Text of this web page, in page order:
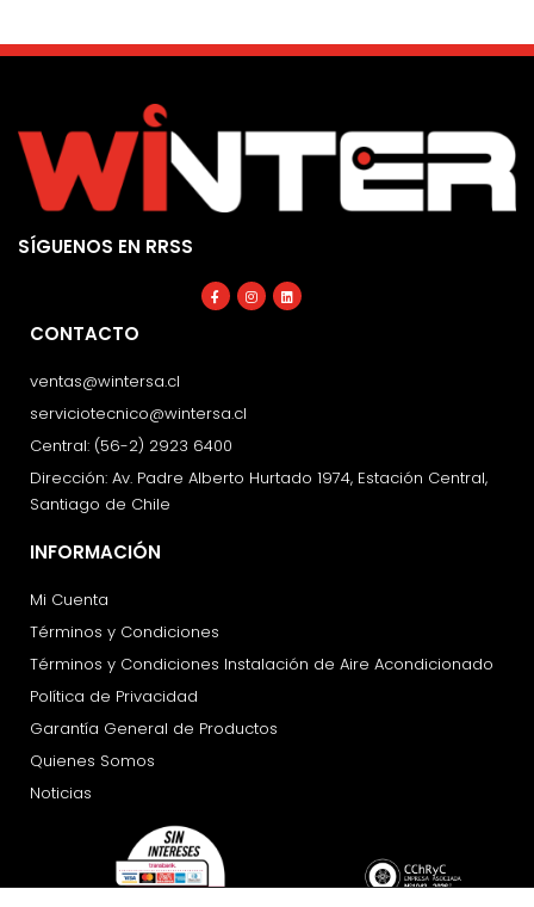
SÍGUENOS EN RRSS
Facebook-
f
Instagram
Linkedin
CONTACTO
ventas@wintersa.cl
serviciotecnico@wintersa.cl
Central: (56-2) 2923 6400
Dirección: Av. Padre Alberto Hurtado 1974, Estación Central,
Santiago de Chile
INFORMACIÓN
Mi Cuenta
Términos y Condiciones
Términos y Condiciones Instalación de Aire Acondicionado
Política de Privacidad
Garantía General de Productos
Quienes Somos
Noticias